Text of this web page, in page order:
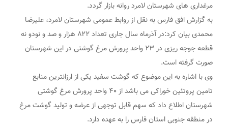
مرغداری های شهرستان لامرد روانه بازار گردد.
به گزارش افق فارس به نقل از روابط عمومی شهرستان لامرد، علیرضا
محمدی بیان کرد:در آذرماه سال جاری تعداد ۸۲۲ هزار و صد و نودو نه
قطعه جوجه ریزی در ۲۳ واحد پرورش مرغ گوشتی در این شهرستان
صورت گرفته است.
وی با اشاره به این موضوع که گوشت سفید یکی از ارزانترین منابع
تامین پروتئین خوراکی می باشد از ۴۰ واحد پرورش مرغ گوشتی
شهرستان اطلاع داد که سهم قابل توجهی از عرضه و تولید گوشت مرغ
در منطقه جنوبی استان فارس را به عهده دارد.